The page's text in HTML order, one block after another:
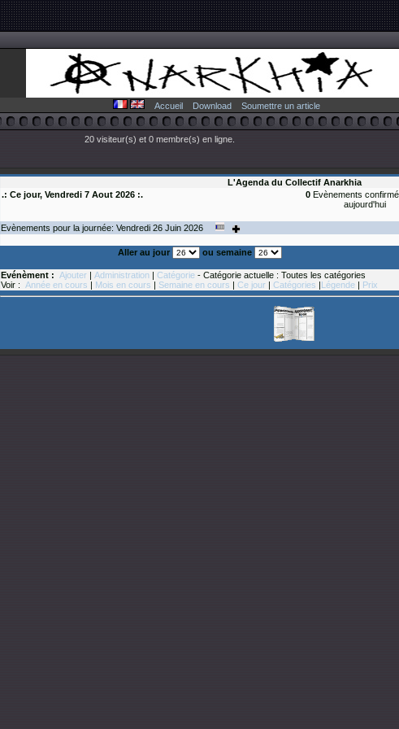
Accueil Download Soumettre un article
20 visiteur(s) et 0 membre(s) en ligne.
L'Agenda du Collectif Anarkhia
.: Ce jour, Vendredi 7 Aout 2026 :.
0Evènements
aujourd'hui
Evènements pour la journée: Vendredi 26 Juin 2026
Aller au jour ou semaine
Evénèment : Ajouter | Administration | Catégorie - Catégorie actuelle : Toutes les catégories
Voir : Année en cours | Mois en cours | Semaine en cours | Ce jour | Catégories |Légende | Prix